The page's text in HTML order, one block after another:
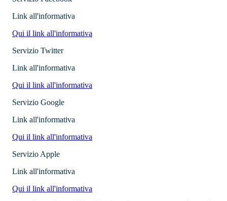
Link all'informativa
Qui il link all'informativa
Servizio Twitter
Link all'informativa
Qui il link all'informativa
Servizio Google
Link all'informativa
Qui il link all'informativa
Servizio Apple
Link all'informativa
Qui il link all'informativa